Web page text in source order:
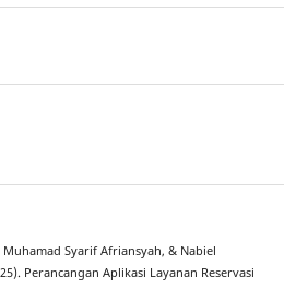
Syarif Afriansyah, & Nabiel
Perancangan Aplikasi Layanan Reservasi